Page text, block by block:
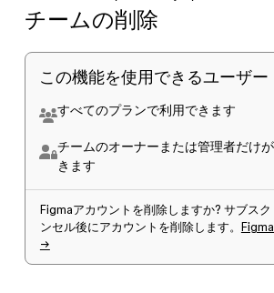
チームの削除
この機能を使用できるユーザー
すべてのプランで利用できます
チームのオーナー または管理者だけ
きます
Figmaアカウントを削除しますか? サブスク
ンセル後にアカウントを削除します。
→